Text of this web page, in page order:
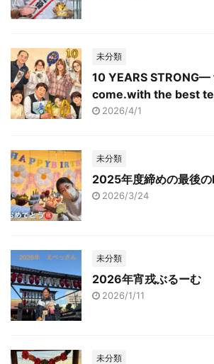
未分類
10 YEARS
come.with the best
2026/4/1
未分類
2025年度締めの最後の
2026/3/24
未分類
2026年宵戎ぶるーむ
2026/1/11
未分類